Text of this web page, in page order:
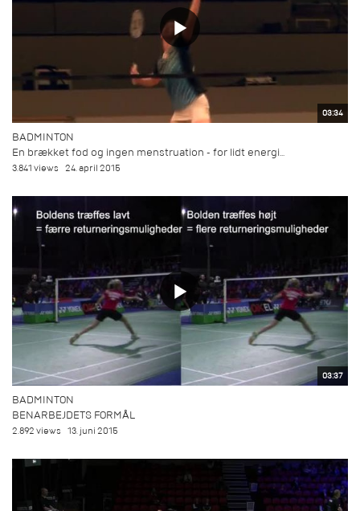
03:34
BADMINTON
En brækket fod og ingen menstruation - for lidt energi...
3.841 views 24. april 2015
03:37
BADMINTON
BENARBEJDETS FORMÅL
2.892 views 13. juni 2015